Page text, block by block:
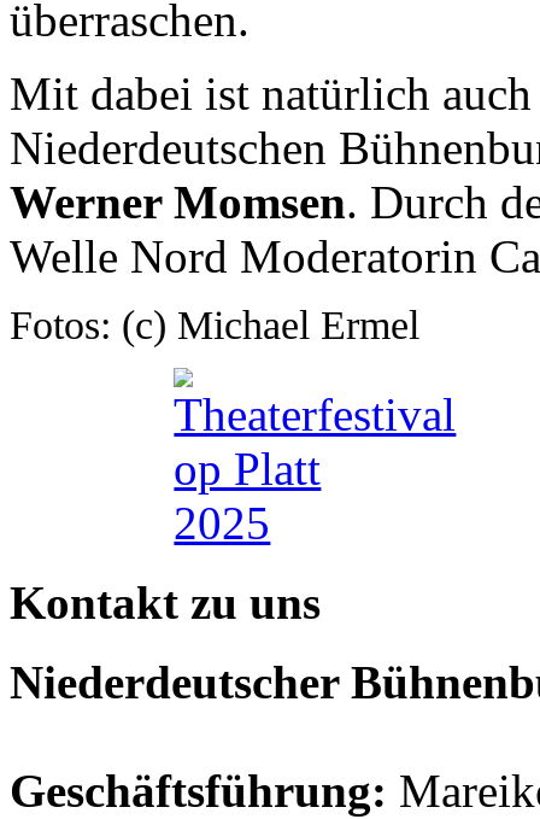
überraschen.
Mit dabei ist natürlich
Niederdeutschen
Werner Momsen. Durch
Welle Nord Moderatorin
Fotos: (c) Michael Ermel
Kontakt zu uns
Niederdeutscher
Geschäftsführung: